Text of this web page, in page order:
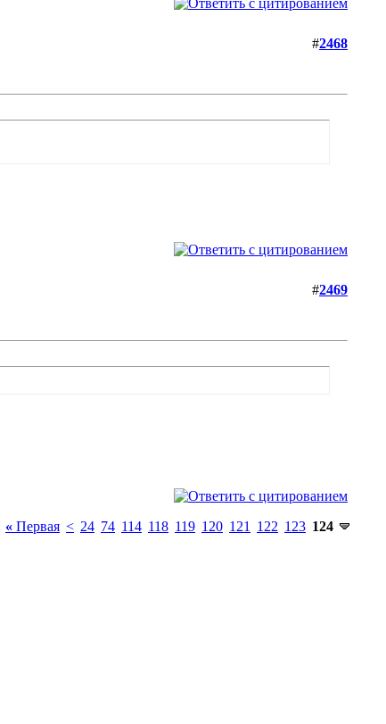
#2468
#2469
« Первая < 24 74 114 118 119 120 121 122 123 124